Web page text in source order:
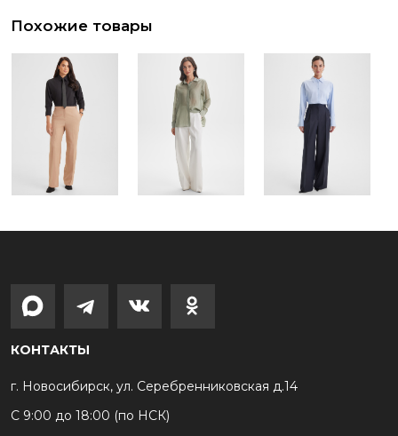
Похожие товары
КОНТАКТЫ
г. Новосибирск, ул. Серебренниковская д.14
С 9:00 до 18:00 (по НСК)